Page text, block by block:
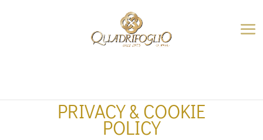
PRIVACY & COOKIE
POLICY